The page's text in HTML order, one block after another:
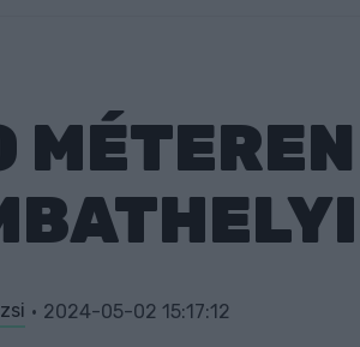
2024-05-02 15:17:12